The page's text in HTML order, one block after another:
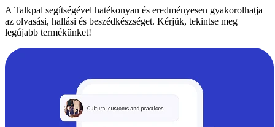
A Talkpal segítségével hatékonyan és eredményesen gyakorolhatja
az olvasási, hallási és beszédkészséget. Kérjük, tekintse meg
legújabb termékünket!